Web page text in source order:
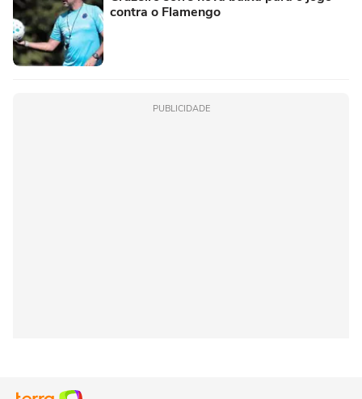
contra o Flamengo
PUBLICIDADE